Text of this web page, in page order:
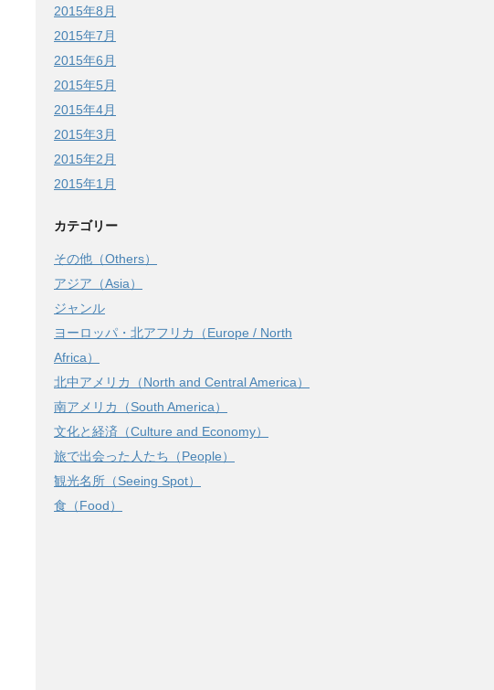
2015年8月
2015年7月
2015年6月
2015年5月
2015年4月
2015年3月
2015年2月
2015年1月
カテゴリー
その他（Others）
アジア（Asia）
ジャンル
ヨーロッパ・北アフリカ（Europe / North
Africa）
北中アメリカ（North and Central America）
南アメリカ（South America）
文化と経済（Culture and Economy）
旅で出会った人たち（People）
観光名所（Seeing Spot）
食（Food）